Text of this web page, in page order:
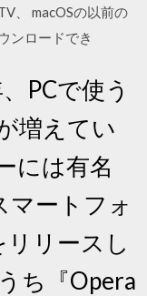
、 macOSの以前の
ンロードでき
PCで使う
増えてい
には有名
マートフォ
リースし
ち『Opera